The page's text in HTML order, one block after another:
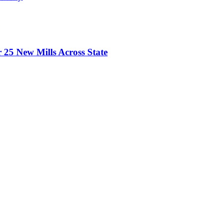
New Mills Across State